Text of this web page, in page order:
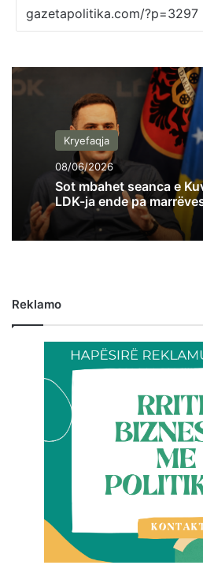
Kryefaqja
08/06/2026
Sot mbahet seanca e
LDK-ja ende pa
Reklamo